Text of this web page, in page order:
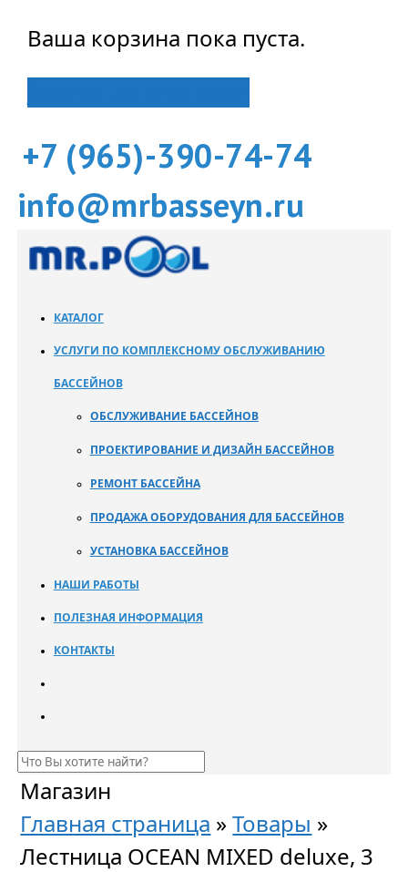
Ваша корзина пока пуста.
+7 (965)-390-74-74
info@mrbasseyn.ru
КАТАЛОГ
УСЛУГИ ПО КОМПЛЕКСНОМУ ОБСЛУЖИВАНИЮ
БАССЕЙНОВ
ОБСЛУЖИВАНИЕ БАССЕЙНОВ
ПРОЕКТИРОВАНИЕ И ДИЗАЙН БАССЕЙНОВ
РЕМОНТ БАССЕЙНА
ПРОДАЖА ОБОРУДОВАНИЯ ДЛЯ БАССЕЙНОВ
УСТАНОВКА БАССЕЙНОВ
НАШИ РАБОТЫ
ПОЛЕЗНАЯ ИНФОРМАЦИЯ
КОНТАКТЫ
Магазин
Главная страница »Товары »
Лестница OCEAN MIXED deluxe, 3